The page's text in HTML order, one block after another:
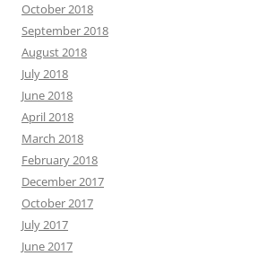
October 2018
September 2018
August 2018
July 2018
June 2018
April 2018
March 2018
February 2018
December 2017
October 2017
July 2017
June 2017